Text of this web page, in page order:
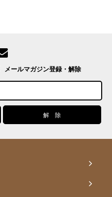
メールマガジン登録・解除